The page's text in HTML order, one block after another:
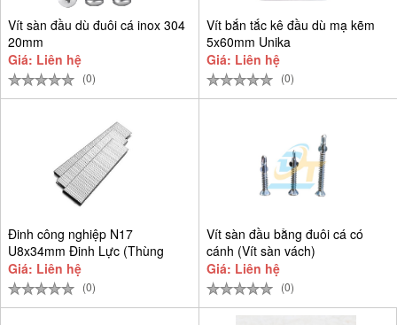
Vít sàn đầu dù đuôi cá inox 304
20mm
Giá: Liên hệ
(0)
Vít bắn tắc kê đầu dù mạ kẽm
5x60mm Unika
Giá: Liên hệ
(0)
Đinh công nghiệp N17
U8x34mm Đinh Lực (Thùng
9.384 cây)
Giá: Liên hệ
(0)
Vít sàn đầu bằng đuôi cá có
cánh (Vít sàn vách)
Giá: Liên hệ
(0)